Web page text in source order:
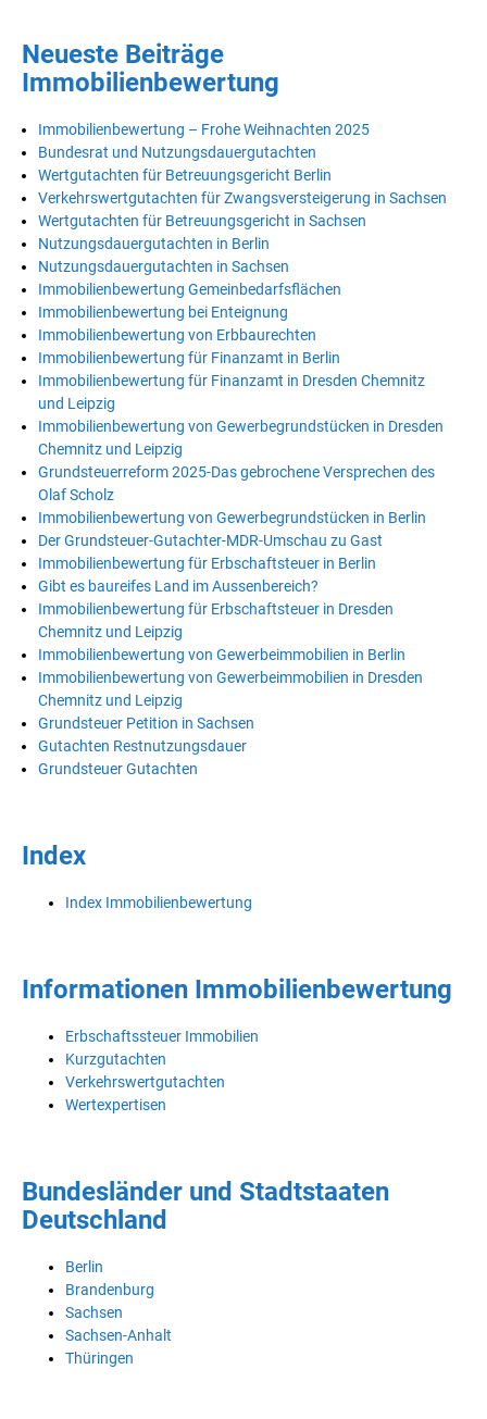
Neueste Beiträge
Immobilienbewertung
Immobilienbewertung – Frohe Weihnachten 2025
Bundesrat und Nutzungsdauergutachten
Wertgutachten für Betreuungsgericht Berlin
Verkehrswertgutachten für Zwangsversteigerung in Sachsen
Wertgutachten für Betreuungsgericht in Sachsen
Nutzungsdauergutachten in Berlin
Nutzungsdauergutachten in Sachsen
Immobilienbewertung Gemeinbedarfsflächen
Immobilienbewertung bei Enteignung
Immobilienbewertung von Erbbaurechten
Immobilienbewertung für Finanzamt in Berlin
Immobilienbewertung für Finanzamt in Dresden Chemnitz
und Leipzig
Immobilienbewertung von Gewerbegrundstücken in Dresden
Chemnitz und Leipzig
Grundsteuerreform 2025-Das gebrochene Versprechen des
Olaf Scholz
Immobilienbewertung von Gewerbegrundstücken in Berlin
Der Grundsteuer-Gutachter-MDR-Umschau zu Gast
Immobilienbewertung für Erbschaftsteuer in Berlin
Gibt es baureifes Land im Aussenbereich?
Immobilienbewertung für Erbschaftsteuer in Dresden
Chemnitz und Leipzig
Immobilienbewertung von Gewerbeimmobilien in Berlin
Immobilienbewertung von Gewerbeimmobilien in Dresden
Chemnitz und Leipzig
Grundsteuer Petition in Sachsen
Gutachten Restnutzungsdauer
Grundsteuer Gutachten
Index
Index Immobilienbewertung
Informationen Immobilienbewertung
Erbschaftssteuer Immobilien
Kurzgutachten
Verkehrswertgutachten
Wertexpertisen
Bundesländer und Stadtstaaten
Deutschland
Berlin
Brandenburg
Sachsen
Sachsen-Anhalt
Thüringen